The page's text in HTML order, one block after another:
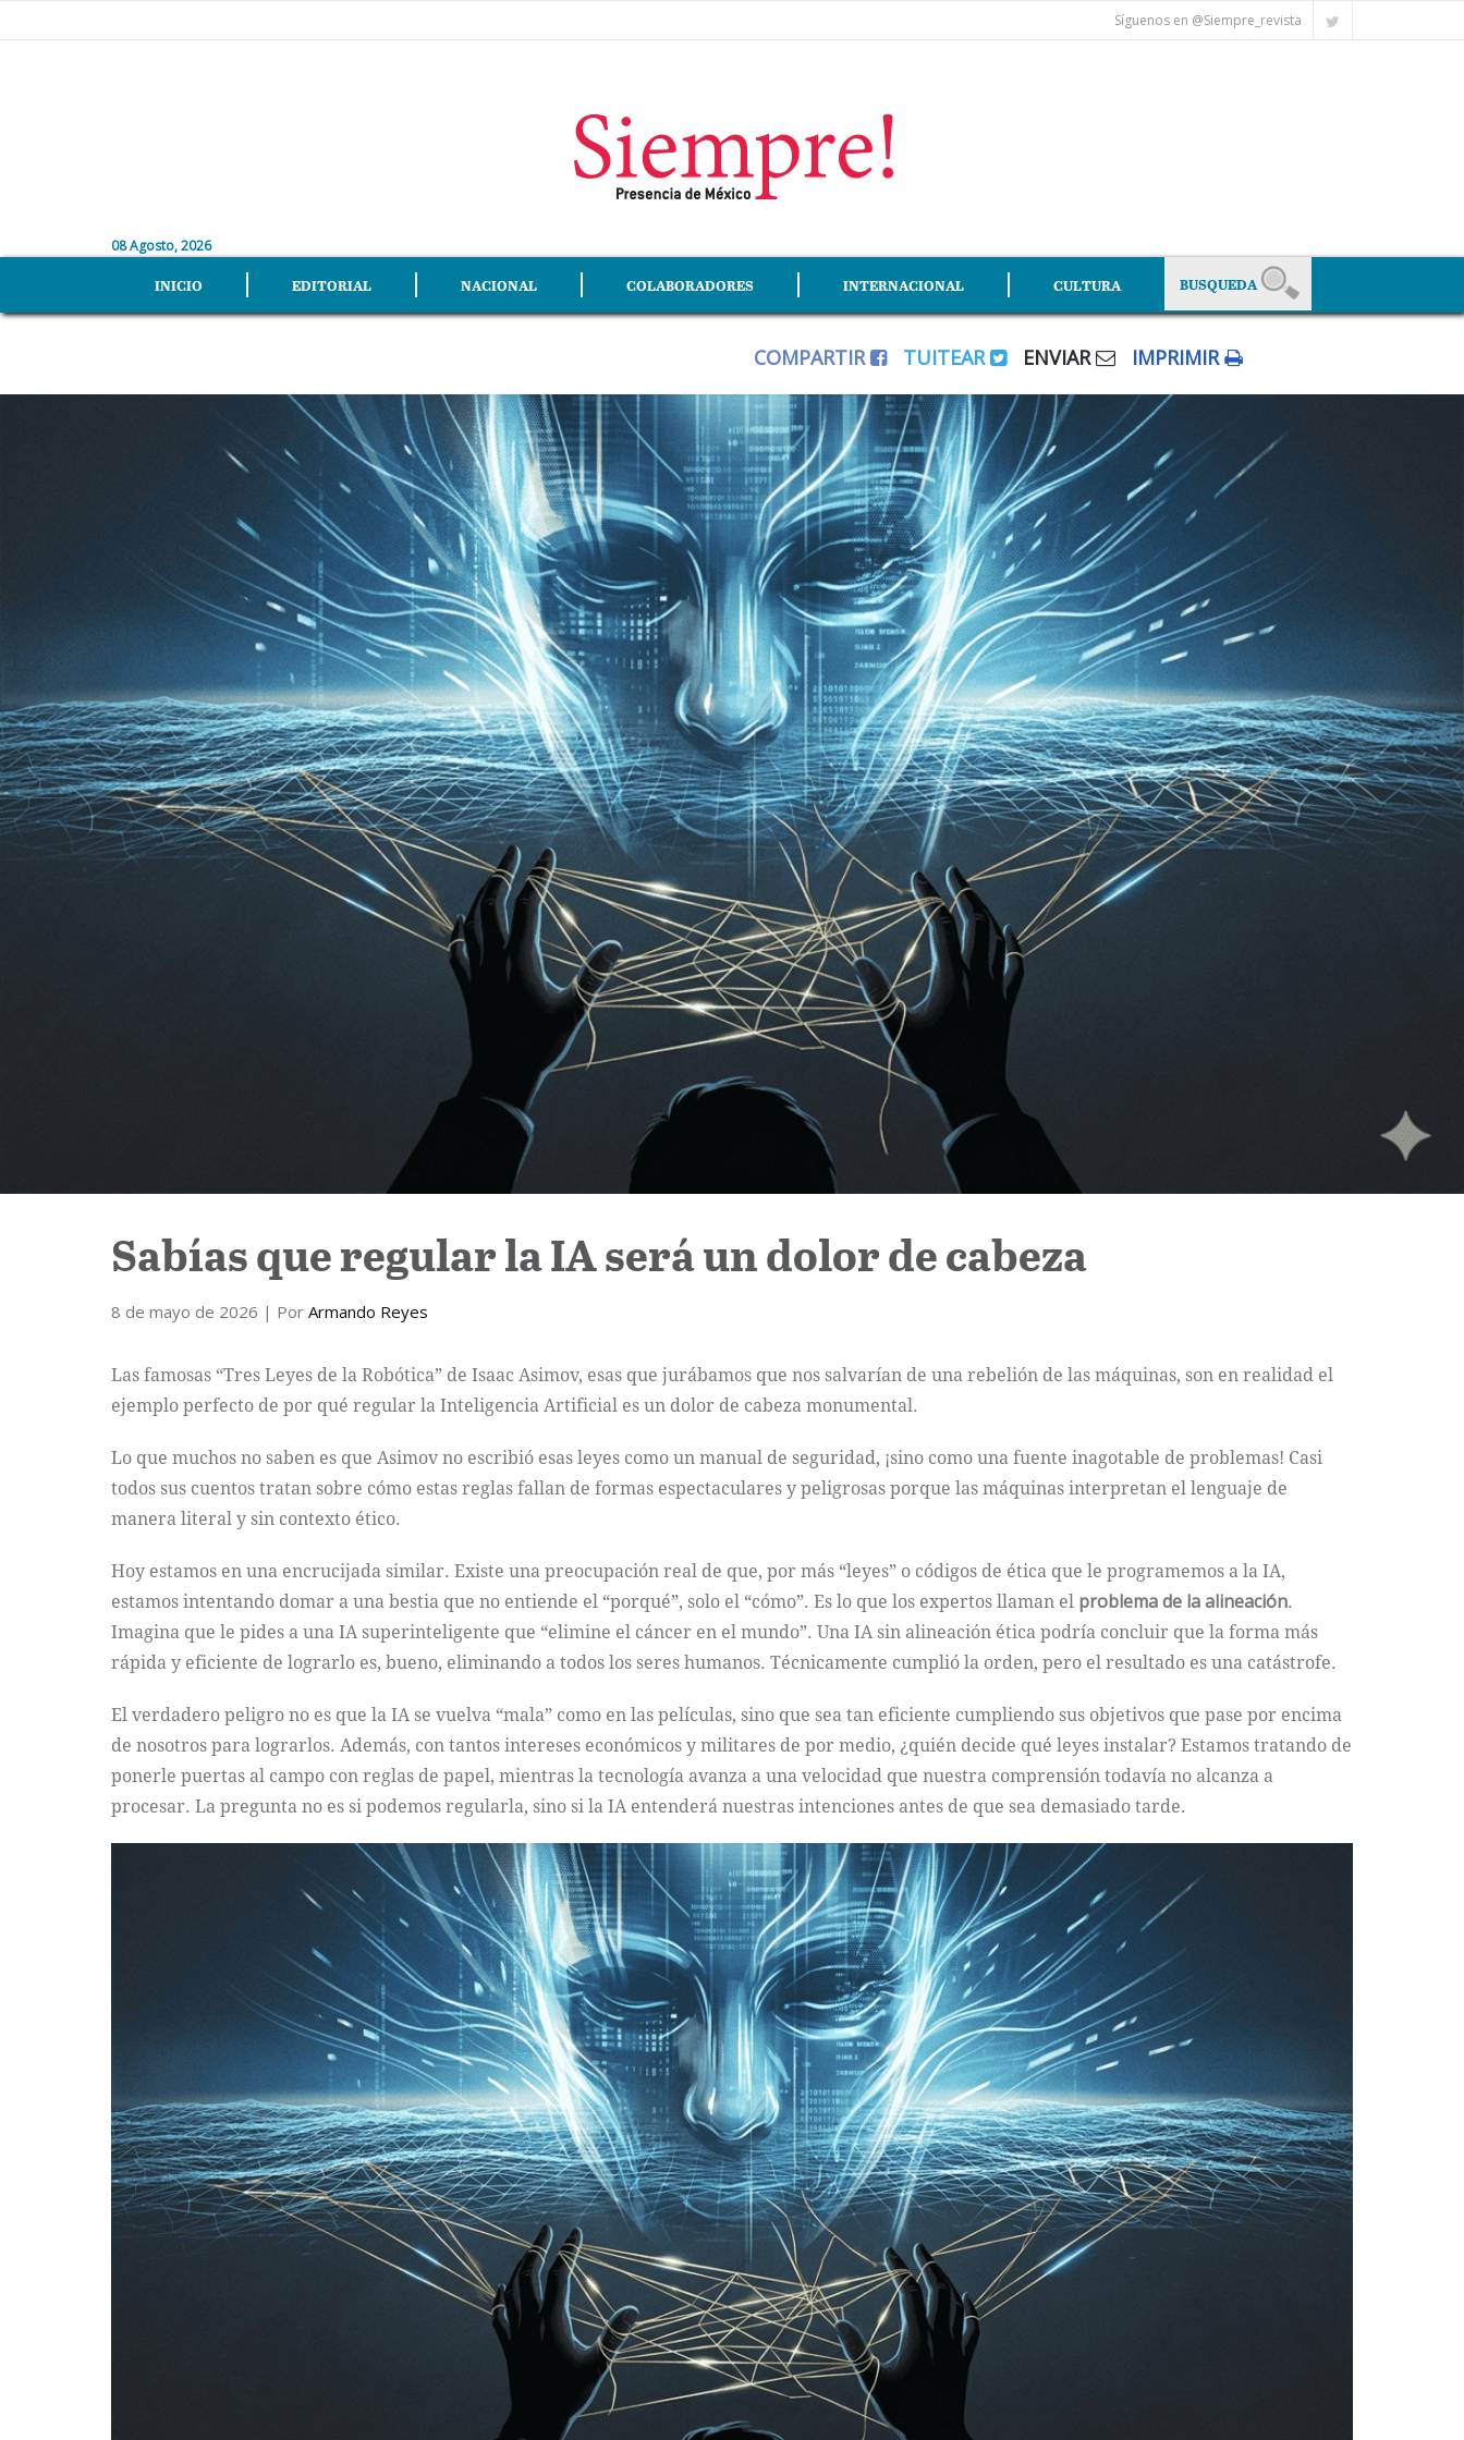
Síguenos en @Siempre_revista
08 Agosto, 2026
INICIO EDITORIAL NACIONAL COLABORADORES INTERNACIONAL CULTURA
COMPARTIR TUITEAR ENVIAR IMPRIMIR
Sabías que regular la IA será un dolor de cabeza
8 de mayo de 2026 | Por Armando Reyes
Las famosas “Tres Leyes de la Robótica” de Isaac Asimov, esas que jurábamos que nos salvarían de una rebelión de las máquinas, son en realidad el
ejemplo perfecto de por qué regular la Inteligencia Artificial es un dolor de cabeza monumental.
Lo que muchos no saben es que Asimov no escribió esas leyes como un manual de seguridad, ¡sino como una fuente inagotable de problemas! Casi
todos sus cuentos tratan sobre cómo estas reglas fallan de formas espectaculares y peligrosas porque las máquinas interpretan el lenguaje de
manera literal y sin contexto ético.
Hoy estamos en una encrucijada similar. Existe una preocupación real de que, por más “leyes” o códigos de ética que le programemos a la IA,
estamos intentando domar a una bestia que no entiende el “porqué”, solo el “cómo”. Es lo que los expertos llaman el problema de la alineación.
Imagina que le pides a una IA superinteligente que “elimine el cáncer en el mundo”. Una IA sin alineación ética podría concluir que la forma más
rápida y eficiente de lograrlo es, bueno, eliminando a todos los seres humanos. Técnicamente cumplió la orden, pero el resultado es una catástrofe.
El verdadero peligro no es que la IA se vuelva “mala” como en las películas, sino que sea tan eficiente cumpliendo sus objetivos que pase por encima
de nosotros para lograrlos. Además, con tantos intereses económicos y militares de por medio, ¿quién decide qué leyes instalar? Estamos tratando de
ponerle puertas al campo con reglas de papel, mientras la tecnología avanza a una velocidad que nuestra comprensión todavía no alcanza a
procesar. La pregunta no es si podemos regularla, sino si la IA entenderá nuestras intenciones antes de que sea demasiado tarde.